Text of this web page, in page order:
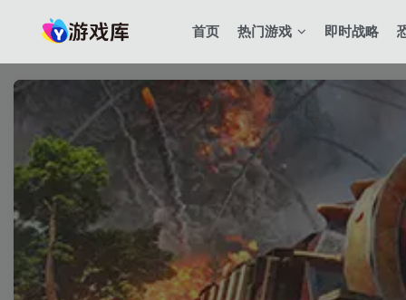
首页 热门游戏 即时战略